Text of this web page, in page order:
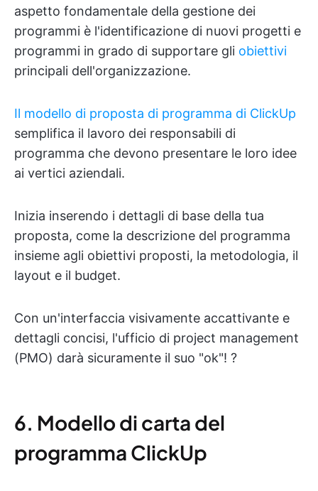
aspetto fondamentale della gestione dei
programmi è l'identificazione di nuovi progetti e
programmi in grado di supportare gli obiettivi
principali dell'organizzazione.
Il modello di proposta di programma di ClickUp
semplifica il lavoro dei responsabili di
programma che devono presentare le loro idee
ai vertici aziendali.
Inizia inserendo i dettagli di base della tua
proposta, come la descrizione del programma
insieme agli obiettivi proposti, la metodologia, il
layout e il budget.
Con un'interfaccia visivamente accattivante e
dettagli concisi, l'ufficio di project management
(PMO) darà sicuramente il suo "ok"! ?
6. Modello di carta del
programma ClickUp